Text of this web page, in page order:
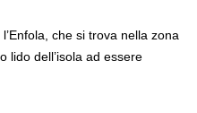
che si trova nella zona
lido dell’isola ad essere